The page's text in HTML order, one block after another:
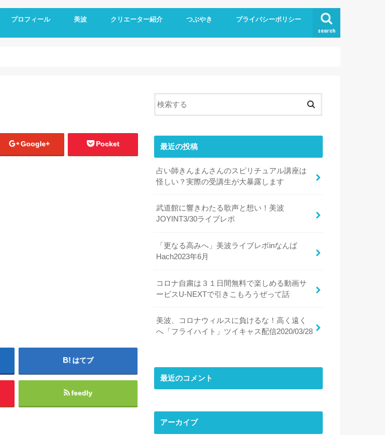
search
プロフィール 美波 クリエーター紹介 つぶやき プライバシーポリシー
Google+ Pocket
はてブ
feedly
最近の投稿
占い師きんまんさんのスピリチュアル講座は
怪しい？実際の受講生が大暴露します
武道館に響きわたる歌声と想い！美波
JOYINT3/30ライブレポ
「更なる高みへ」美波ライブレポinなんば
Hach2023年6月
コロナ自粛は３１日間無料で楽しめる動画サ
ービスU-NEXTで引きこもろうぜって話
美波、コロナウィルスに負けるな！高く遠く
へ「フライハイト」ツイキャス配信2020/03/28
最近のコメント
アーカイブ